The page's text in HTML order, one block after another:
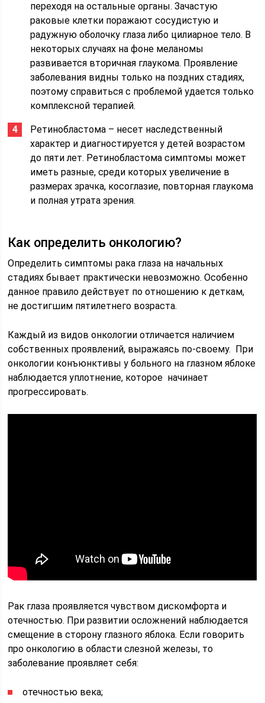
переходя на остальные органы. Зачастую
раковые клетки поражают сосудистую и
радужную оболочку глаза либо цилиарное тело. В
некоторых случаях на фоне меланомы
развивается вторичная глаукома. Проявление
заболевания видны только на поздних стадиях,
поэтому справиться с проблемой удается только
комплексной терапией.
Ретинобластома – несет наследственный
характер и диагностируется у детей возрастом
до пяти лет. Ретинобластома симптомы может
иметь разные, среди которых увеличение в
размерах зрачка, косоглазие, повторная глаукома
и полная утрата зрения.
Как определить онкологию?
Определить симптомы рака глаза на начальных
стадиях бывает практически невозможно. Особенно
данное правило действует по отношению к деткам,
не достигшим пятилетнего возраста.
Каждый из видов онкологии отличается наличием
собственных проявлений, выражаясь по-своему. При
онкологии конъюнктивы у больного на глазном яблоке
наблюдается уплотнение, которое начинает
прогрессировать.
Рак глаза проявляется чувством дискомфорта и
отечностью. При развитии осложнений наблюдается
смещение в сторону глазного яблока. Если говорить
про онкологию в области слезной железы, то
заболевание проявляет себя:
отечностью века;